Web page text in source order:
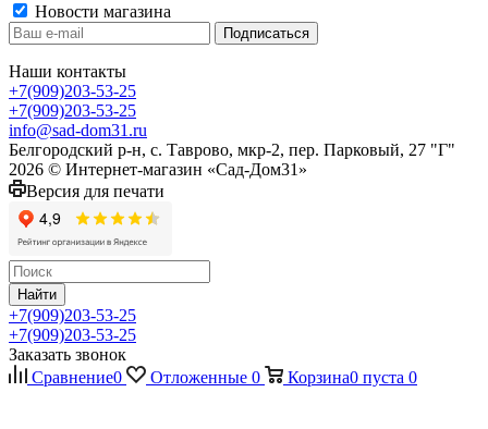
Новости магазина
Наши контакты
+7(909)203-53-25
+7(909)203-53-25
info@sad-dom31.ru
Белгородский р-н, с. Таврово, мкр-2, пер. Парковый, 27 "Г"
2026 © Интернет-магазин «Сад-Дом31»
Версия для печати
Найти
+7(909)203-53-25
+7(909)203-53-25
Заказать звонок
Сравнение0 Отложенные 0 Корзина0 пуста 0